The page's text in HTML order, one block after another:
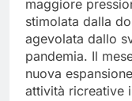
maggiore
stimolata dalla
agevolata dallo
pandemia. Il
nuova
attività ricreative